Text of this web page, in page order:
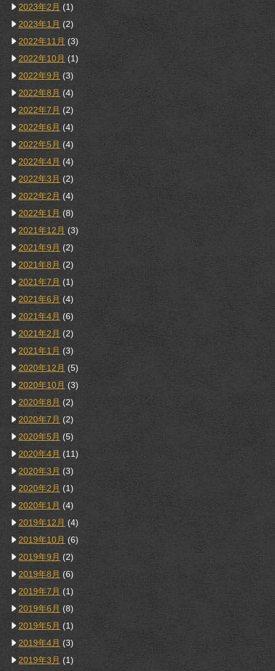
2023年2月 (1)
2023年1月 (2)
2022年11月 (3)
2022年10月 (1)
2022年9月 (3)
2022年8月 (4)
2022年7月 (2)
2022年6月 (4)
2022年5月 (4)
2022年4月 (4)
2022年3月 (2)
2022年2月 (4)
2022年1月 (8)
2021年12月 (3)
2021年9月 (2)
2021年8月 (2)
2021年7月 (1)
2021年6月 (4)
2021年4月 (6)
2021年2月 (2)
2021年1月 (3)
2020年12月 (5)
2020年10月 (3)
2020年8月 (2)
2020年7月 (2)
2020年5月 (5)
2020年4月 (11)
2020年3月 (3)
2020年2月 (1)
2020年1月 (4)
2019年12月 (4)
2019年10月 (6)
2019年9月 (2)
2019年8月 (6)
2019年7月 (1)
2019年6月 (8)
2019年5月 (1)
2019年4月 (3)
2019年3月 (1)